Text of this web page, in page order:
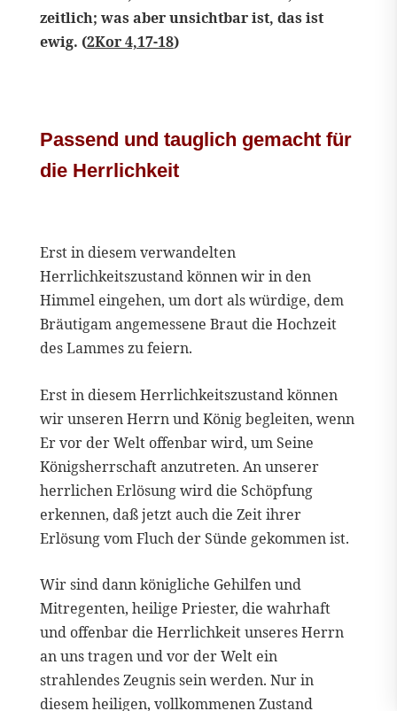
zeitlich; was aber unsichtbar ist, das ist
ewig. (2Kor 4,17-18)
Passend und tauglich gemacht für
die Herrlichkeit
Erst in diesem verwandelten
Herrlichkeitszustand können wir in den
Himmel eingehen, um dort als würdige, dem
Bräutigam angemessene Braut die Hochzeit
des Lammes zu feiern.
Erst in diesem Herrlichkeitszustand können
wir unseren Herrn und König begleiten, wenn
Er vor der Welt offenbar wird, um Seine
Königsherrschaft anzutreten. An unserer
herrlichen Erlösung wird die Schöpfung
erkennen, daß jetzt auch die Zeit ihrer
Erlösung vom Fluch der Sünde gekommen ist.
Wir sind dann königliche Gehilfen und
Mitregenten, heilige Priester, die wahrhaft
und offenbar die Herrlichkeit unseres Herrn
an uns tragen und vor der Welt ein
strahlendes Zeugnis sein werden. Nur in
diesem heiligen, vollkommenen Zustand